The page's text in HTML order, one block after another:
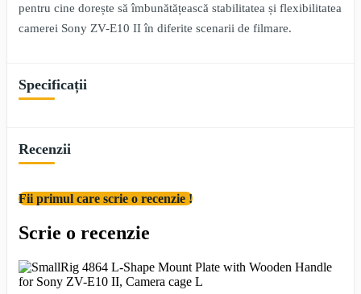
pentru cine dorește să îmbunătățească stabilitatea și flexibilitatea
camerei Sony ZV-E10 II în diferite scenarii de filmare.
Specificații
Recenzii
Fii primul care scrie o recenzie !
Scrie o recenzie